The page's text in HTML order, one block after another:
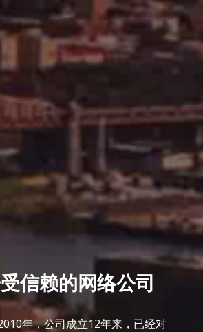
信赖的网络公司
年，公司成立12年来，已经对